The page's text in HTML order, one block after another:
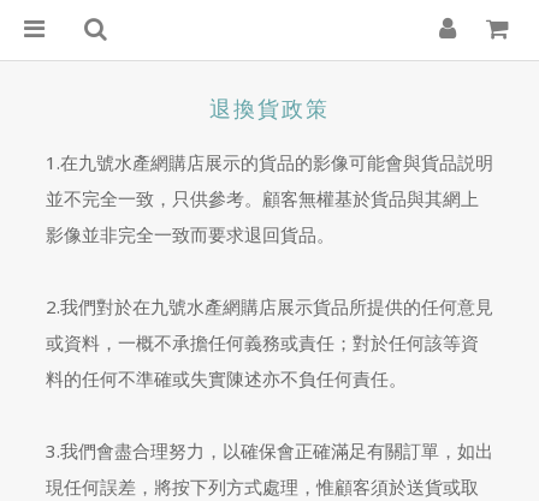
退換貨政策
1.在九號水產網購店展示的貨品的影像可能會與貨品説明
並不完全一致，只供參考。顧客無權基於貨品與其網上
影像並非完全一致而要求退回貨品。
2.我們對於在九號水產網購店展示貨品所提供的任何意見
或資料，一概不承擔任何義務或責任；對於任何該等資
料的任何不準確或失實陳述亦不負任何責任。
3.我們會盡合理努力，以確保會正確滿足有關訂單，如出
現任何誤差，將按下列方式處理，惟顧客須於送貨或取